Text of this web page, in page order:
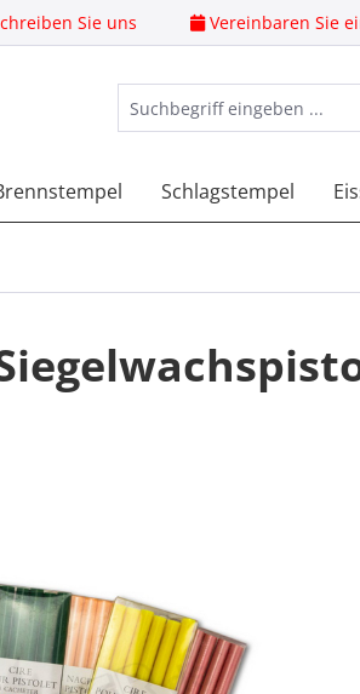
Sie uns Vereinbaren Sie
Schlagstempel